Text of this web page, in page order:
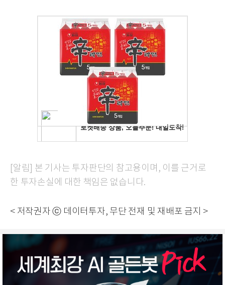
[알림] 본 기사는 투자판단의 참고용이며, 이를 근거로
한 투자손실에 대한 책임은 없습니다.
< 저작권자 ⓒ 데이터투자, 무단 전재 및 재배포 금지 >